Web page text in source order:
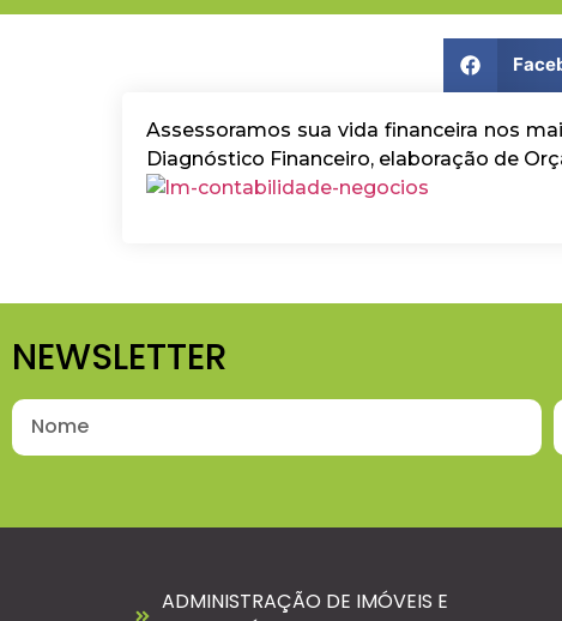
Assessoramos sua vida financeira nos
Diagnóstico Financeiro, elaboração de
NEWSLETTER
ADMINISTRAÇÃO DE IMÓVEIS E